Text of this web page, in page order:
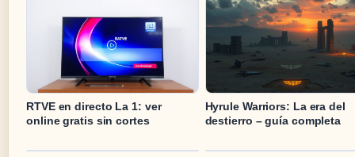
RTVE en directo La 1: ver
online gratis sin cortes
Hyrule Warriors: La era del
destierro – guía completa